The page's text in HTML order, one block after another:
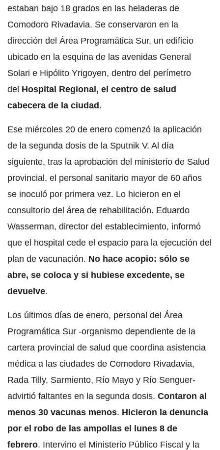
estaban bajo 18 grados en las heladeras de
Comodoro Rivadavia. Se conservaron en la
dirección del Área Programática Sur, un edificio
ubicado en la esquina de las avenidas General
Solari e Hipólito Yrigoyen, dentro del perímetro
del Hospital Regional, el centro de salud
cabecera de la ciudad .
Ese miércoles 20 de enero comenzó la aplicación
de la segunda dosis de la Sputnik V. Al día
siguiente, tras la aprobación del ministerio de Salud
provincial, el personal sanitario mayor de 60 años
se inoculó por primera vez. Lo hicieron en el
consultorio del área de rehabilitación. Eduardo
Wasserman, director del establecimiento, informó
que el hospital cede el espacio para la ejecución del
plan de vacunación. No hace acopio: sólo se
abre, se coloca y si hubiese excedente, se
devuelve.
Los últimos días de enero, personal del Área
Programática Sur -organismo dependiente de la
cartera provincial de salud que coordina asistencia
médica a las ciudades de Comodoro Rivadavia,
Rada Tilly, Sarmiento, Río Mayo y Río Senguer-
advirtió faltantes en la segunda dosis. Contaron al
menos 30 vacunas menos. Hicieron la denuncia
por el robo de las ampollas el lunes 8 de
febrero. Intervino el Ministerio Público Fiscal y la